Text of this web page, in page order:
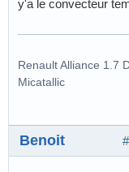
y'a le convecteur
Renault Alliance 1.7
Micatallic
Benoit